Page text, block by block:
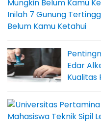
Inilah 7 Gunung
Belum Kamu Ketahui
Edar
Kualitas